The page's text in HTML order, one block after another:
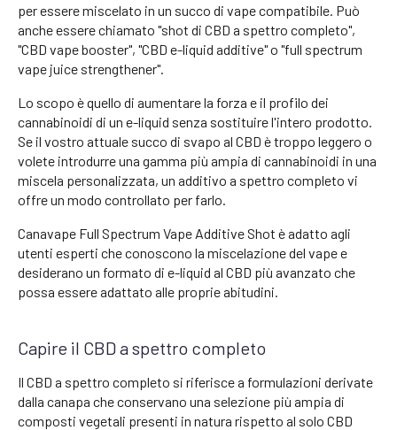
per essere miscelato in un succo di vape compatibile. Può
anche essere chiamato "shot di CBD a spettro completo",
"CBD vape booster", "CBD e-liquid additive" o "full spectrum
vape juice strengthener".
Lo scopo è quello di aumentare la forza e il profilo dei
cannabinoidi di un e-liquid senza sostituire l'intero prodotto.
Se il vostro attuale succo di svapo al CBD è troppo leggero o
volete introdurre una gamma più ampia di cannabinoidi in una
miscela personalizzata, un additivo a spettro completo vi
offre un modo controllato per farlo.
Canavape Full Spectrum Vape Additive Shot è adatto agli
utenti esperti che conoscono la miscelazione del vape e
desiderano un formato di e-liquid al CBD più avanzato che
possa essere adattato alle proprie abitudini.
Capire il CBD a spettro completo
Il CBD a spettro completo si riferisce a formulazioni derivate
dalla canapa che conservano una selezione più ampia di
composti vegetali presenti in natura rispetto al solo CBD